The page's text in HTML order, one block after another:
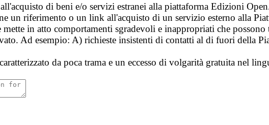
di beni e/o servizi estranei alla piattaforma Edizioni
un riferimento o un link all'acquisto di un servizio esterno alla
mette in atto comportamenti sgradevoli e inappropriati che
Ad esempio: A) richieste insistenti di contatti al di fuori della
da poca trama e un eccesso di volgarità gratuita nel